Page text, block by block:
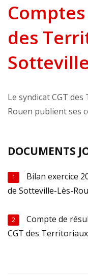
Comptes
des
Le syndicat CGT
Rouen publient ses
DOCUMENTS
1
Bilan exercice
de Sotteville-Lès-
2
Compte de
CGT des